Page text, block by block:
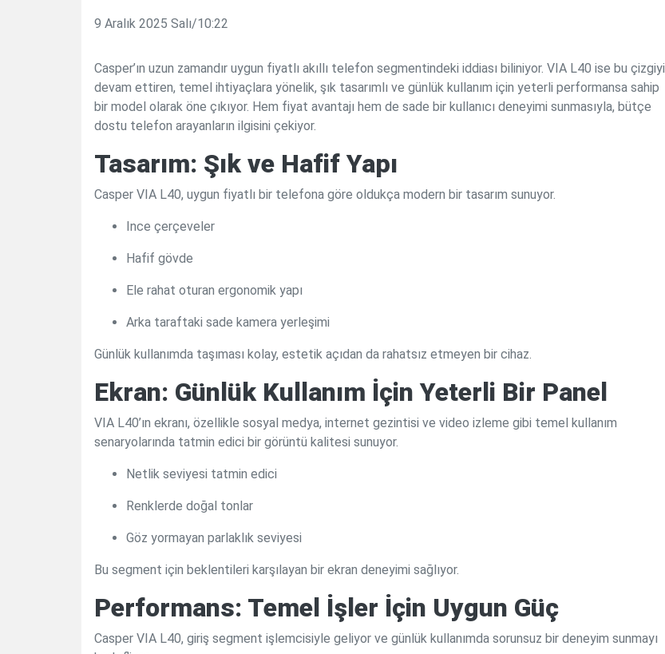
9 Aralık 2025 Salı/10:22
Casper’ın uzun zamandır uygun fiyatlı akıllı telefon segmentindeki iddiası biliniyor. VIA L40 ise bu çizgiyi
devam ettiren, temel ihtiyaçlara yönelik, şık tasarımlı ve günlük kullanım için yeterli performansa sahip
bir model olarak öne çıkıyor. Hem fiyat avantajı hem de sade bir kullanıcı deneyimi sunmasıyla, bütçe
dostu telefon arayanların ilgisini çekiyor.
Tasarım: Şık ve Hafif Yapı
Casper VIA L40, uygun fiyatlı bir telefona göre oldukça modern bir tasarım sunuyor.
Ince çerçeveler
Hafif gövde
Ele rahat oturan ergonomik yapı
Arka taraftaki sade kamera yerleşimi
Günlük kullanımda taşıması kolay, estetik açıdan da rahatsız etmeyen bir cihaz.
Ekran: Günlük Kullanım İçin Yeterli Bir Panel
VIA L40’ın ekranı, özellikle sosyal medya, internet gezintisi ve video izleme gibi temel kullanım
senaryolarında tatmin edici bir görüntü kalitesi sunuyor.
Netlik seviyesi tatmin edici
Renklerde doğal tonlar
Göz yormayan parlaklık seviyesi
Bu segment için beklentileri karşılayan bir ekran deneyimi sağlıyor.
Performans: Temel İşler İçin Uygun Güç
Casper VIA L40, giriş segment işlemcisiyle geliyor ve günlük kullanımda sorunsuz bir deneyim sunmayı